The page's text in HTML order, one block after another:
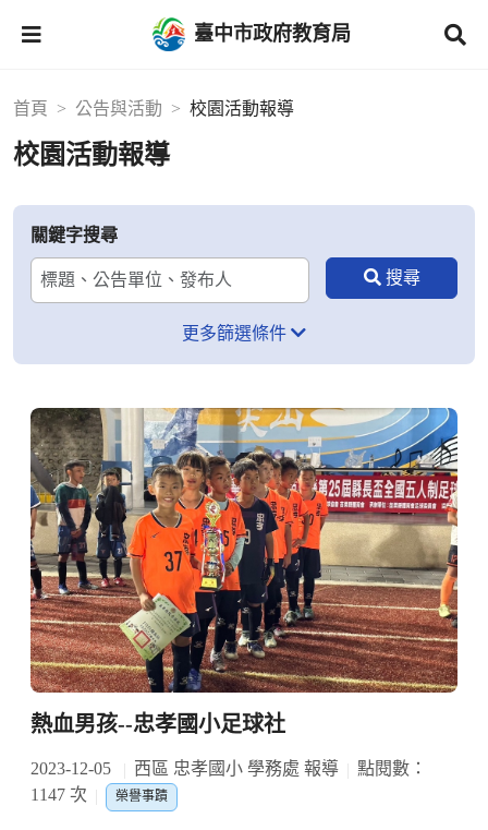
臺中市政府教育局
首頁 公告與活動 校園活動報導
校園活動報導
關鍵字搜尋
更多篩選條件
熱血男孩--忠孝國小足球社
2023-12-05 西區 忠孝國小 學務處 報導
點閱數：
1147 次
榮譽事蹟